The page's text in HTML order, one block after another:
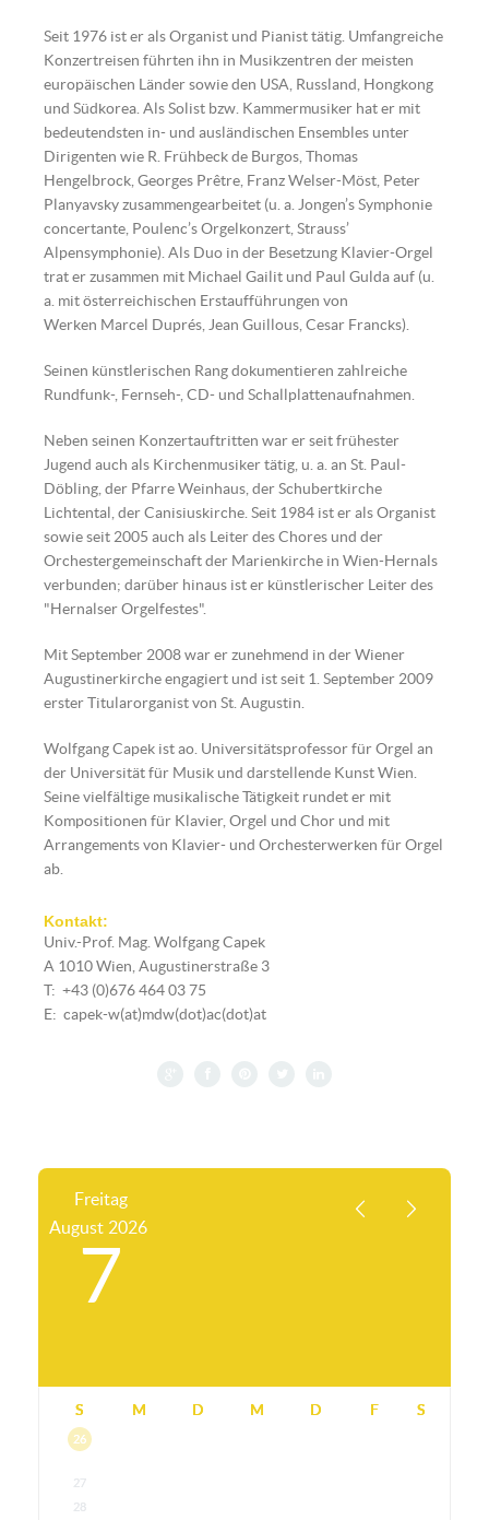
© Wolfgang Capek
Seit 1976 ist er als Organist und Pianist tätig. Umfangreiche
Konzertreisen führten ihn in Musikzentren der meisten
europäischen Länder sowie den USA, Russland, Hongkong
und Südkorea. Als Solist bzw. Kammermusiker hat er mit
bedeutendsten in- und ausländischen Ensembles unter
Dirigenten wie R. Frühbeck de Burgos, Thomas
Hengelbrock, Georges Prêtre, Franz Welser-Möst, Peter
Planyavsky zusammengearbeitet (u. a. Jongen’s Symphonie
concertante, Poulenc’s Orgelkonzert, Strauss’
Alpensymphonie). Als Duo in der Besetzung Klavier-Orgel
trat er zusammen mit Michael Gailit und Paul Gulda auf (u.
a. mit österreichischen Erstaufführungen von
Werken Marcel Duprés, Jean Guillous, Cesar Francks).
Seinen künstlerischen Rang dokumentieren zahlreiche
Rundfunk-, Fernseh-, CD- und Schallplattenaufnahmen.
Neben seinen Konzertauftritten war er seit frühester
Jugend auch als Kirchenmusiker tätig, u. a. an St. Paul-
Döbling, der Pfarre Weinhaus, der Schubertkirche
Lichtental, der Canisiuskirche. Seit 1984 ist er als Organist
sowie seit 2005 auch als Leiter des Chores und der
Orchestergemeinschaft der Marienkirche in Wien-Hernals
verbunden; darüber hinaus ist er künstlerischer Leiter des
"Hernalser Orgelfestes".
Mit September 2008 war er zunehmend in der Wiener
Augustinerkirche engagiert und ist seit 1. September 2009
erster Titularorganist von St. Augustin.
Wolfgang Capek ist ao. Universitätsprofessor für Orgel an
der Universität für Musik und darstellende Kunst Wien.
Seine vielfältige musikalische Tätigkeit rundet er mit
Kompositionen für Klavier, Orgel und Chor und mit
Arrangements von Klavier- und Orchesterwerken für Orgel
ab.
Kontakt:
Univ.-Prof. Mag. Wolfgang Capek
A 1010 Wien, Augustinerstraße 3
T: +43 (0)676 464 03 75
E: capek-w(at)mdw(dot)ac(dot)at
Freitag
August 2026
7
S M D M D F S
26
27
28